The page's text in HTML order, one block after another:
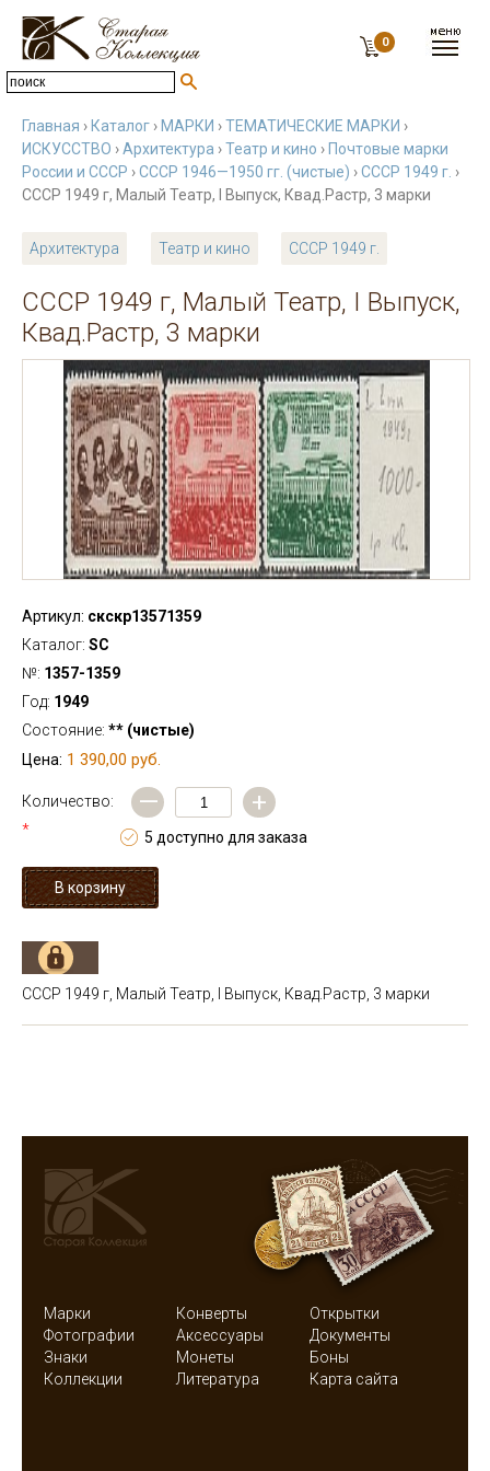
0
Главная › Каталог › МАРКИ ›ТЕМАТИЧЕСКИЕ МАРКИ ›
ИСКУССТВО ›Архитектура ›Театр и кино › Почтовые марки
России и СССР ›СССР 1946—1950 гг. (чистые) ›СССР 1949 г. ›
СССР 1949 г, Малый Театр, I Выпуск, Квад.Растр, 3 марки
Архитектура Театр и кино СССР 1949 г.
СССР 1949 г, Малый Театр, I Выпуск,
Квад.Растр, 3 марки
Артикул: скскр13571359
Каталог: SC
№: 1357-1359
Год: 1949
Состояние: ** (чистые)
Цена: 1 390,00 руб.
Количество:
*
— +
5 доступно для заказа
СССР 1949 г, Малый Театр, I Выпуск, Квад.Растр, 3 марки
Марки Конверты
Открытки
Фотографии
Аксессуары
Документы
Знаки
Монеты
Боны
Коллекции
Литература Карта сайта